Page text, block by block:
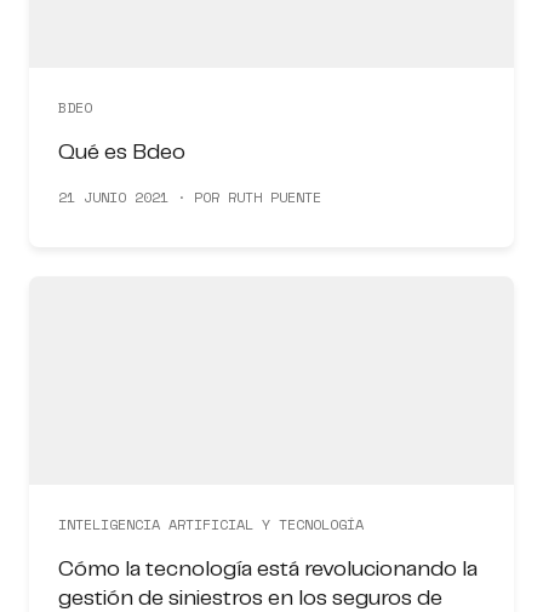
BDEO
Qué es Bdeo
21 JUNIO 2021 · POR RUTH PUENTE
INTELIGENCIA ARTIFICIAL Y TECNOLOGÍA
Cómo la tecnología está revolucionando la
gestión de siniestros en los seguros de